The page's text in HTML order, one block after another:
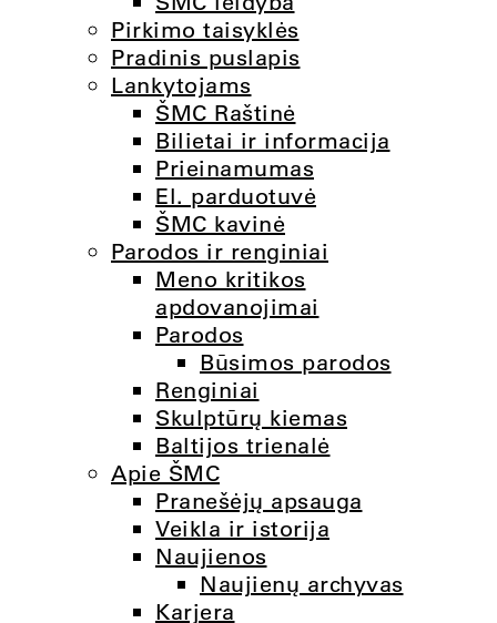
Pirkimo taisyklės
Pradinis puslapis
Lankytojams
ŠMC Raštinė
Bilietai ir informacija
Prieinamumas
El. parduotuvė
ŠMC kavinė
Parodos ir renginiai
Meno kritikos
apdovanojimai
Parodos
Būsimos parodos
Renginiai
Skulptūrų kiemas
Baltijos trienalė
Apie ŠMC
Pranešėjų apsauga
Veikla ir istorija
Naujienos
Naujienų archyvas
Karjera